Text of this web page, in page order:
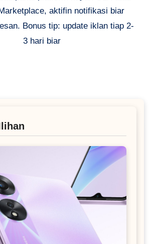
aktifin notifikasi biar
Bonus tip: update iklan tiap 2-
3 hari biar